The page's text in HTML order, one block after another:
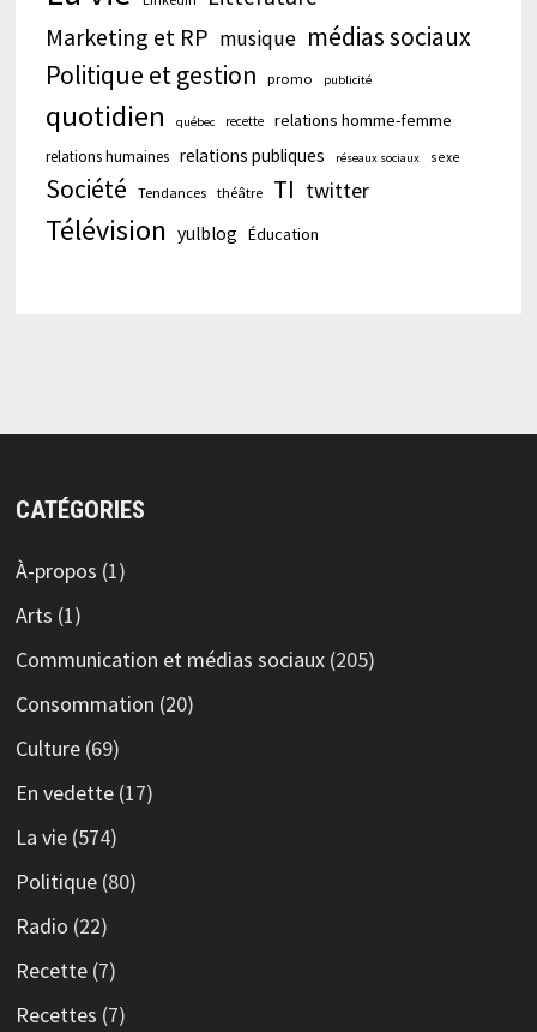
Marketing et RP musique médias sociaux
Politique et gestion
promo publicité
quotidien québec recette relations homme-femme
relations humaines relations publiques réseaux sociaux sexe
Société Tendances théâtre TI twitter
Télévision yulblog Éducation
CATÉGORIES
À-propos (1)
Arts (1)
Communication et médias sociaux(205)
Consommation (20)
Culture(69)
En vedette(17)
La vie(574)
Politique(80)
Radio (22)
Recette(7)
Recettes (7)